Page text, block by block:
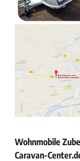
Wohnmobile
Caravan-